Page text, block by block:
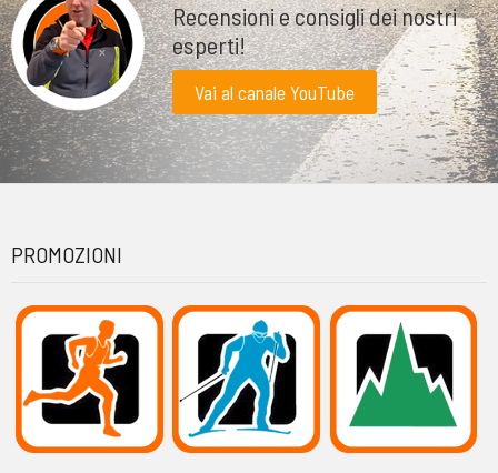
Recensioni e consigli dei nostri
esperti!
Vai al canale YouTube
PROMOZIONI